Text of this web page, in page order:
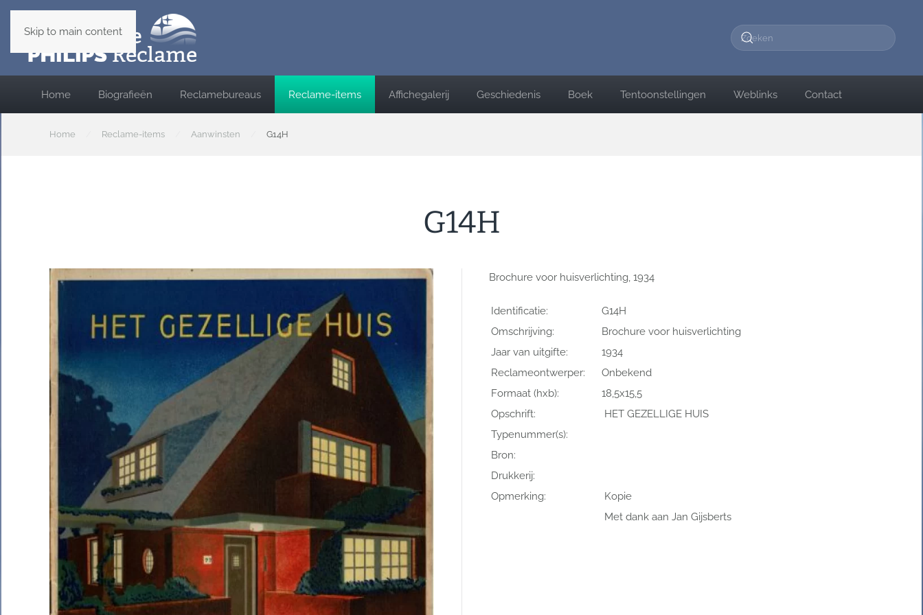
Skip to main content
Home Biografieën Reclamebureaus Reclame-items Affichegalerij Geschiedenis Boek Tentoonstellingen Weblinks Contact
Home Reclame-items Aanwinsten G14H
G14H
Brochure voor huisverlichting, 1934
Identificatie:
G14H
Omschrijving:
Brochure voor huisverlichting
Jaar van uitgifte:
1934
Reclameontwerper:
Onbekend
Formaat (hxb):
18,5x15,5
Opschrift:
HET GEZELLIGE HUIS
Typenummer(s):
Bron:
Drukkerij:
Opmerking:
Kopie
Met dank aan Jan Gijsberts